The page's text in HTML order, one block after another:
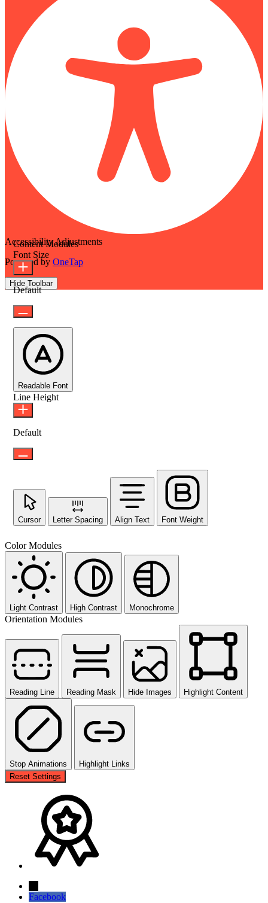
Accessibility Adjustments
Powered by OneTap
Hide Toolbar
Content Modules
Font Size
Default
Readable Font
Line Height
Default
Cursor Letter Spacing Align Text Font Weight
Color Modules
Light Contrast High Contrast Monochrome
Orientation Modules
Reading Line Reading Mask Hide Images Highlight Content
Stop Animations
Highlight Links
Reset Settings
Facebook